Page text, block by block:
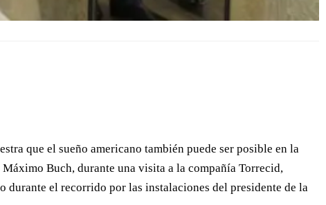
que el sueño americano también puede ser posible en la
Buch, durante una visita a la compañía Torrecid,
durante el recorrido por las instalaciones del presidente de la